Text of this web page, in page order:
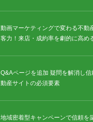
動画マーケティングで変わる不動
客力！来店・成約率を劇的に高め
Q&Aページを追加 疑問を解消し信
動産サイトの必須要素
地域密着型キャンペーンで信頼を